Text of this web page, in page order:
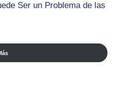
Ser un Problema de las